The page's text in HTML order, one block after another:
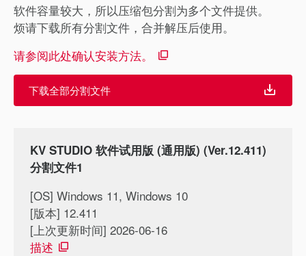
软件容量较大，所以压缩包分割为多个文件提供。
烦请下载所有分割文件，合并解压后使用。
请参阅此处确认安装方法。
下载全部分割文件
KV STUDIO 软件试用版 (通用版) (Ver.12.411)
分割文件1
[OS] Windows 11, Windows 10
[版本] 12.411
[上次更新时间] 2026-06-16
描述